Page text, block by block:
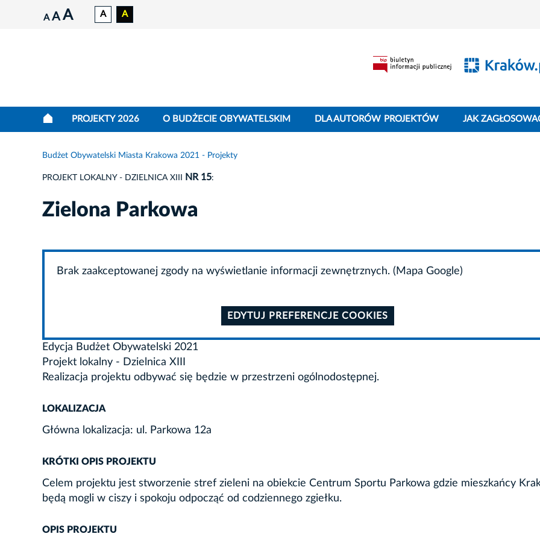
A A A A A
PROJEKTY 2026 O BUDŻECIE OBYWATELSKIM DLA AUTORÓW PROJEKTÓW JAK
Budżet Obywatelski Miasta Krakowa 2021 - Projekty
PROJEKT LOKALNY - DZIELNICA XIII NR 15:
Zielona Parkowa
Brak zaakceptowanej zgody na wyświetlanie informacji zewnętrznych. (Mapa Google)
EDYTUJ PREFERENCJE COOKIES
Edycja Budżet Obywatelski 2021
Projekt lokalny - Dzielnica XIII
Realizacja projektu odbywać się będzie w przestrzeni ogólnodostępnej.
LOKALIZACJA
Główna lokalizacja: ul. Parkowa 12a
KRÓTKI OPIS PROJEKTU
Celem projektu jest stworzenie stref zieleni na obiekcie Centrum Sportu Parkowa gdzie mieszkańcy
będą mogli w ciszy i spokoju odpocząć od codziennego zgiełku.
OPIS PROJEKTU